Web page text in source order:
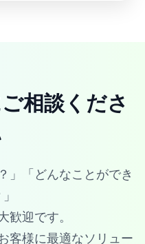
相談くださ
」「どんなことができ
歓迎です。
客様に最適なソリュー